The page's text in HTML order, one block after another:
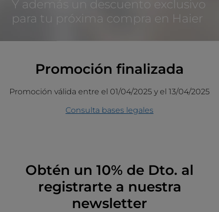
Y además un descuento exclusivo
para tu próxima compra en Haier
Promoción finalizada
Promoción válida entre el 01/04/2025 y el 13/04/2025
Consulta bases legales
Obtén un 10% de Dto. al
registrarte a nuestra
newsletter